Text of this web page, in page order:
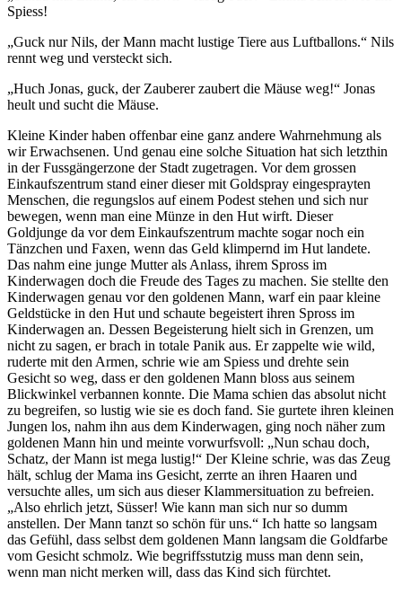
Spiess!
„Guck nur Nils, der Mann macht lustige Tiere aus Luftballons.“ Nils
rennt weg und versteckt sich.
„Huch Jonas, guck, der Zauberer zaubert die Mäuse weg!“ Jonas
heult und sucht die Mäuse.
Kleine Kinder haben offenbar eine ganz andere Wahrnehmung als
wir Erwachsenen. Und genau eine solche Situation hat sich letzthin
in der Fussgängerzone der Stadt zugetragen. Vor dem grossen
Einkaufszentrum stand einer dieser mit Goldspray eingesprayten
Menschen, die regungslos auf einem Podest stehen und sich nur
bewegen, wenn man eine Münze in den Hut wirft. Dieser
Goldjunge da vor dem Einkaufszentrum machte sogar noch ein
Tänzchen und Faxen, wenn das Geld klimpernd im Hut landete.
Das nahm eine junge Mutter als Anlass, ihrem Spross im
Kinderwagen doch die Freude des Tages zu machen. Sie stellte den
Kinderwagen genau vor den goldenen Mann, warf ein paar kleine
Geldstücke in den Hut und schaute begeistert ihren Spross im
Kinderwagen an. Dessen Begeisterung hielt sich in Grenzen, um
nicht zu sagen, er brach in totale Panik aus. Er zappelte wie wild,
ruderte mit den Armen, schrie wie am Spiess und drehte sein
Gesicht so weg, dass er den goldenen Mann bloss aus seinem
Blickwinkel verbannen konnte. Die Mama schien das absolut nicht
zu begreifen, so lustig wie sie es doch fand. Sie gurtete ihren kleinen
Jungen los, nahm ihn aus dem Kinderwagen, ging noch näher zum
goldenen Mann hin und meinte vorwurfsvoll: „Nun schau doch,
Schatz, der Mann ist mega lustig!“ Der Kleine schrie, was das Zeug
hält, schlug der Mama ins Gesicht, zerrte an ihren Haaren und
versuchte alles, um sich aus dieser Klammersituation zu befreien.
„Also ehrlich jetzt, Süsser! Wie kann man sich nur so dumm
anstellen. Der Mann tanzt so schön für uns.“ Ich hatte so langsam
das Gefühl, dass selbst dem goldenen Mann langsam die Goldfarbe
vom Gesicht schmolz. Wie begriffsstutzig muss man denn sein,
wenn man nicht merken will, dass das Kind sich fürchtet.